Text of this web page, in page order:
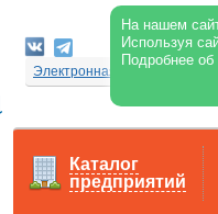
На нашем
Используя
Подробнее
Электронная версия
Каталог
предприятий